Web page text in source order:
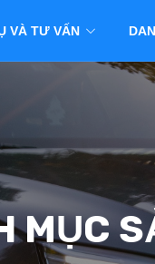
VÀ TƯ VẤN
MỤC